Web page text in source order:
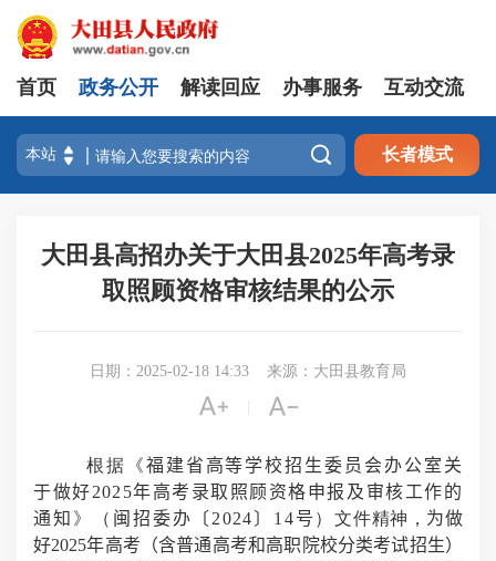
首页 政务公开 解读回应 办事服务 互动交流
 长者模式
大田县高招办关于大田县2025年高考录
取照顾资格审核结果的公示
日期：2025-02-18 14:33 来源：大田县教育局
 
根据《福建省高等学校招生委员会办公室关
于做好2025年高考录取照顾资格申报及审核工作的
通知 》（ 闽招委办〔2024〕14号 ）文件精神， 为做
好2025年高考（含普通高考和高职院校分类考试招生）